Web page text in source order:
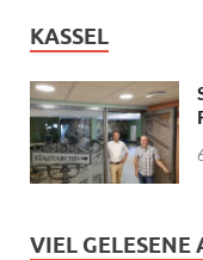
KASSEL
VIEL GELESENE